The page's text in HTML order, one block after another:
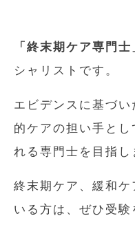
「終末期ケア専門士
シャリストです。
エビデンスに基づ
的ケアの担い手と
れる専門士を目指し
終末期ケア、緩和
いる方は、ぜひ受験